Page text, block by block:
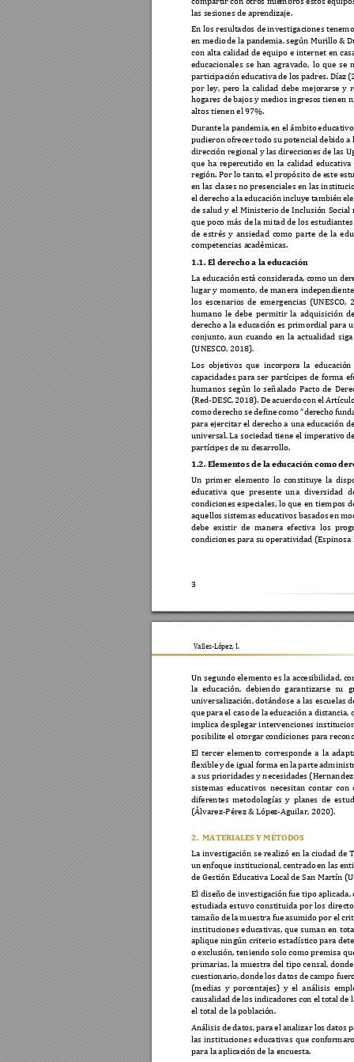
3
las sesiones de aprendizaje.
En los resultados de investigaciones tenemo
en medio de la pandemia, según Murillo &
con alta calidad de equipo e internet en
educacionales se han agravado, lo que se
participación educativa de los padres. Díaz (
por ley, pero la calidad debe mejorarse y
hogares de bajos y medios ingresos tienen
altos tienen el 97%.
Durante la pandemia, en el ámbito
pudieron ofrecer todo su potencial debido a
dirección regional y las direcciones de las
que ha repercutido en la calidad educativa
región. Por lo tanto, el propósito de este
en las clases no presenciales en las instit
el derecho a la educación incluye también
de salud y el Ministerio de Inclusión Social
que poco más de la mitad de los es
de estrés y ansiedad como parte de la
competencias académicas.
1.1. El derecho a la educación
La educación está considerada, como un
lugar y momento, de manera independi
los escenarios de emergencias (UNESCO,
humano le debe permitir la adquisición
derecho a la educación es primordial para
conjunto, aun cuando en la actualidad siga
(UNESCO, 2018).
Los objetivos que incorpora la educación
capacidades para ser partícipes de forma
humanos según lo señalado Pacto de
(Red-DESC, 2018). De acuerdo con el
como derecho se define como “derecho f
para ejercitar el derecho a una educación
universal. La sociedad tiene el imperativo
partícipes de su desarrollo.
1.2. Elementos de la educación como
Un primer elemento lo constituye la
educativa que presente una diversidad
condiciones especiales, lo que en tiempos
aquellos sistemas educativos basados en
debe existir de manera efectiva los
condiciones para su operatividad (Espinosa
Valles-López, I.
Un segundo elemento es la accesibilidad,
la educación, debiendo garantizarse su
universalización, dotándose a las escuelas
que para el caso de la educación a distancia,
implica desplegar intervenciones
posibilite el otorgar condiciones para
El tercer elemento corresponde a la
flexible y de igual forma en la parte
a sus prioridades y necesidades
sistemas educativos necesitan contar con
diferentes metodologías y planes de
(Álvarez-Pérez & López-Aguilar, 2020).
2. MATERIALES Y MÉTODOS
La investigación se realizó en la ciudad de
un enfoque institucional, centrado en las
de Gestión Educativa Local de San Martín
El diseño de investigaciónfue tipo aplicada,
estudiada estuvo constituida por los
tamaño de la muestra fue asumido por el
instituciones educativas, que suman en
aplique ningún criterio estadístico para
o exclusión, teniendo solo como premisa
primarias, la muestra del tipo censal,
cuestionario, donde los datos de campo fuer
(medias y porcentajes) y el análisis
causalidad de los indicadores con el total de
el total de la población.
Análisis de datos, para el analizar los datos
las instituciones educativas que
para la aplicación de la encuesta.